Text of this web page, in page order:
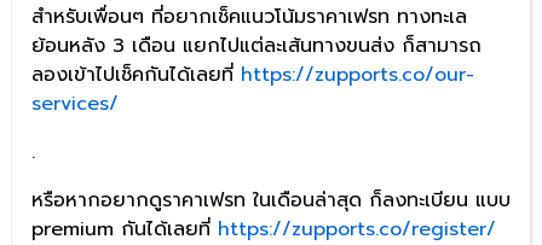
สำหรับเพื่อนๆ ที่อยากเช็คแนวโน้มราคาเฟรท ทางทะเล
ย้อนหลัง 3 เดือน แยกไปแต่ละเส้นทางขนส่ง ก็สามารถ
ลองเข้าไปเช็คกันได้เลยที่ https://zupports.co/our-
services/
.
หรือหากอยากดูราคาเฟรท ในเดือนล่าสุด ก็ลงทะเบียน แบบ
premium กันได้เลยที่ https://zupports.co/register/